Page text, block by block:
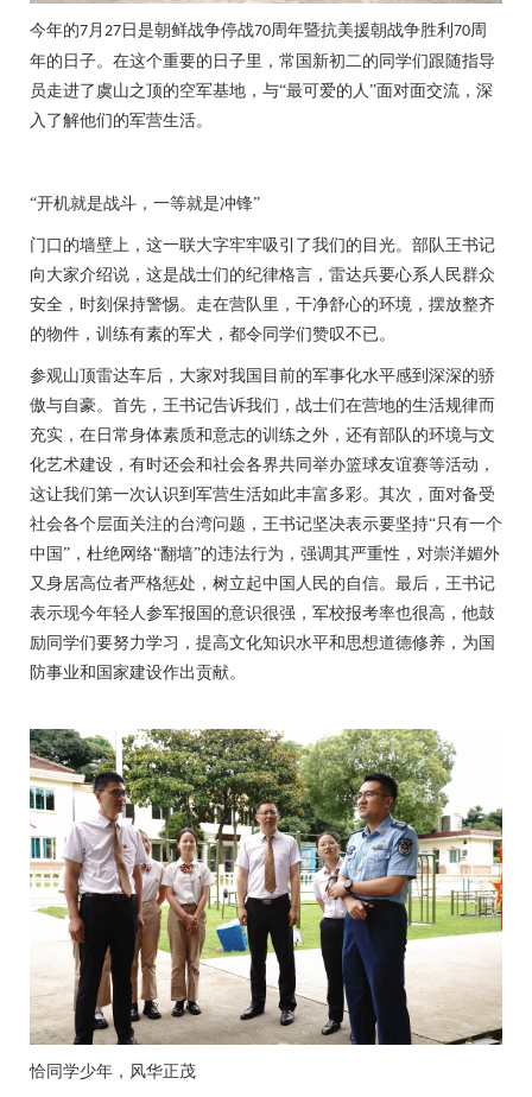
今年的7月 27 日是朝鲜战争停战70周年暨抗美援朝战争胜利 70周
年的日子。在这个重要的日子里，常国新初二的同学们跟随指导
员走进了虞山之顶的空军基地，与“最可爱的人”面对面交流，深
入了解他们的军营生活。
“开机就是战斗，一等就是冲锋”
门口的墙壁上，这一联大字牢牢吸引了我们的目光。部队王书记
向大家介绍说，这是战士们的纪律格言，雷达兵要心系人民群众
安全，时刻保持警惕。走在营队里，干净舒心的环境，摆放整齐
的物件，训练有素的军犬，都令同学们赞叹不已。
参观山顶雷达车后，大家对我国目前的军事化水平感到深深的骄
傲与自豪。首先，王书记告诉我们，战士们在营地的生活规律而
充实，在日常身体素质和意志的训练之外，还有部队的环境与文
化艺术建设，有时还会和社会各界共同举办篮球友谊赛等活动，
这让我们第一次认识到军营生活如此丰富多彩。其次，面对备受
社会各个层面关注的台湾问题，王书记坚决表示要坚持“只有一个
中国”，杜绝网络“翻墙”的违法行为，强调其严重性，对崇洋媚外
又身居高位者严格惩处，树立起中国人民的自信。最后，王书记
表示现今年轻人参军报国的意识很强，军校报考率也很高，他鼓
励同学们要努力学习，提高文化知识水平和思想道德修养，为国
防事业和国家建设作出贡献。
恰同学少年，风华正茂